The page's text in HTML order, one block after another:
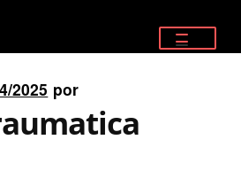
2025 por